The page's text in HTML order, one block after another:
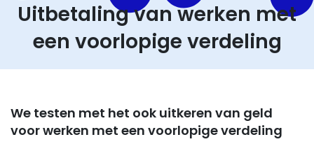
Uitbetaling van werken met
een voorlopige verdeling
We testen met het ook uitkeren van geld
voor werken met een voorlopige verdeling